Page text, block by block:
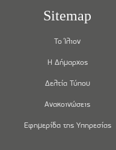
Sitemap
Το Ίλιον
Η Δήμαρχος
Δελτία Τύπου
Ανακοινώσεις
Εφημερίδα της Υπηρεσίας